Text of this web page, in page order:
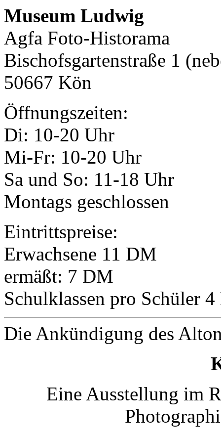
Museum Ludwig
Agfa Foto-Historama
Bischofsgartenstraße 1
50667 Kön
Öffnungszeiten:
Di: 10-20 Uhr
Mi-Fr: 10-20 Uhr
Sa und So: 11-18 Uhr
Montags geschlossen
Eintrittspreise:
Erwachsene 11 DM
ermäßt: 7 DM
Schulklassen pro Schüler
Die Ankündigung des
Eine Ausstellung im